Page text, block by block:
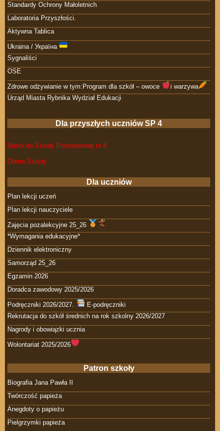
Standardy Ochrony Małoletnich
Laboratoria Przyszłości.
Aktywna Tablica
Ukraina / Україна
Sygnaliści
OSE
Zdrowe odżywianie w tym:Program dla szkół – owoce
i warzywa
Urząd Miasta Rybnika Wydział Edukacji
Dla przyszłych uczniów SP 4
Nabór do Szkoły Podstawowej nr 4
Oferta Szkoły
Dla uczniów
Plan lekcji uczeń
Plan lekcji nauczyciele
Zajęcia pozalekcyjne 25_26
*Wymagania edukacyjne*
Dziennik elektroniczny
Samorząd 25_26
Egzamin 2026
Doradca zawodowy 2025/2026
Podręczniki 2026/2027.
E-podręczniki
Rekrutacja do szkół średnich na rok szkolny 2026/2027
Nagrody i obowiązki ucznia
Wolontariat 2025/2026
Patron szkoły
Biografia Jana Pawła II
Twórczość papieża
Anegdoty o papieżu
Pielgrzymki papieża